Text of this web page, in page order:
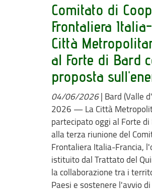
Comitato di
Frontaliera
Città
al Forte di Bard
proposta
04/06/2026| Bard (Valle
2026 — La Città
partecipato oggi al Forte di
alla terza riunione del
Frontaliera Italia-Francia,
istituito dal Trattato del
la collaborazione tra i
Paesi e sostenere l'avvio